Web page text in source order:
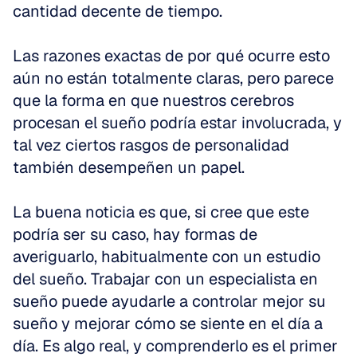
cantidad decente de tiempo.
Las razones exactas de por qué ocurre esto
aún no están totalmente claras, pero parece
que la forma en que nuestros cerebros
procesan el sueño podría estar involucrada, y
tal vez ciertos rasgos de personalidad
también desempeñen un papel.
La buena noticia es que, si cree que este
podría ser su caso, hay formas de
averiguarlo, habitualmente con un estudio
del sueño. Trabajar con un especialista en
sueño puede ayudarle a controlar mejor su
sueño y mejorar cómo se siente en el día a
día. Es algo real, y comprenderlo es el primer